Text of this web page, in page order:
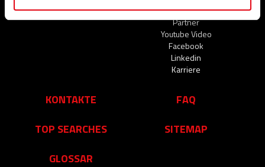
Neuigkeiten
Organisation
Partner
Youtube Video
Facebook
Linkedin
Karriere
KONTAKTE
FAQ
TOP SEARCHES
SITEMAP
GLOSSAR